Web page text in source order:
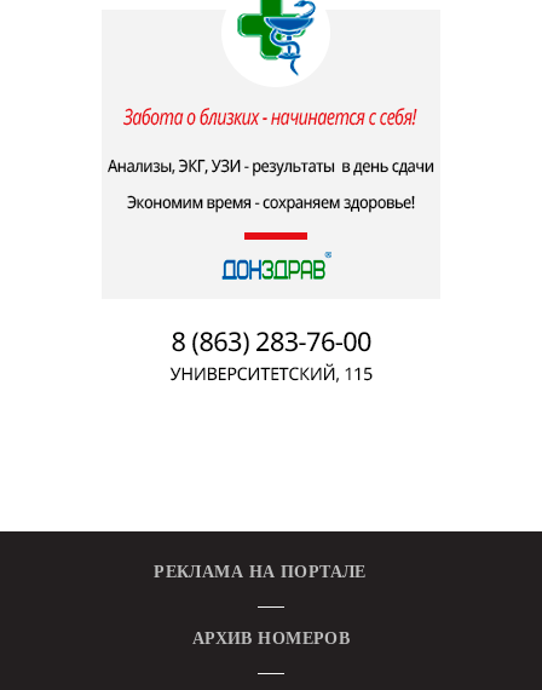
РЕКЛАМА НА ПОРТАЛЕ
АРХИВ НОМЕРОВ